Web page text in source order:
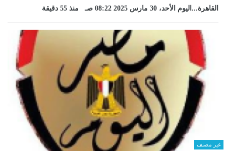
القاهرة...اليوم الأحد، 30 مارس 2025 08:22 صـ منذ 55 دقيقة
غير مصنف